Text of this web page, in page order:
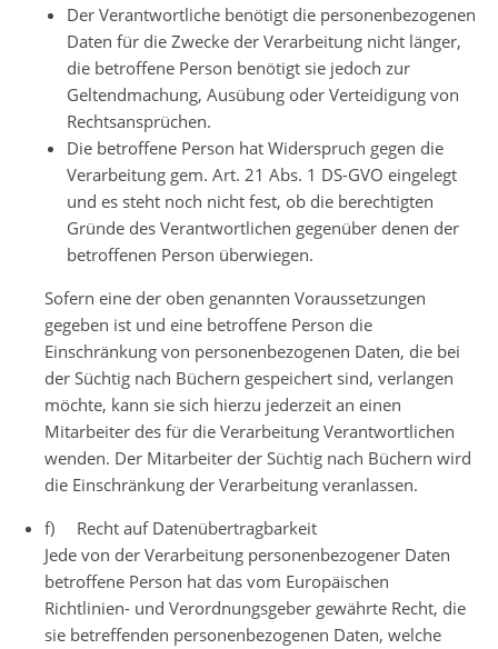
Der Verantwortliche benötigt die personenbezogenen
Daten für die Zwecke der Verarbeitung nicht länger,
die betroffene Person benötigt sie jedoch zur
Geltendmachung, Ausübung oder Verteidigung von
Rechtsansprüchen.
Die betroffene Person hat Widerspruch gegen die
Verarbeitung gem. Art. 21 Abs. 1 DS-GVO eingelegt
und es steht noch nicht fest, ob die berechtigten
Gründe des Verantwortlichen gegenüber denen der
betroffenen Person überwiegen.
Sofern eine der oben genannten Voraussetzungen
gegeben ist und eine betroffene Person die
Einschränkung von personenbezogenen Daten, die bei
der Süchtig nach Büchern gespeichert sind, verlangen
möchte, kann sie sich hierzu jederzeit an einen
Mitarbeiter des für die Verarbeitung Verantwortlichen
wenden. Der Mitarbeiter der Süchtig nach Büchern wird
die Einschränkung der Verarbeitung veranlassen.
f) Recht auf Datenübertragbarkeit
Jede von der Verarbeitung personenbezogener Daten
betroffene Person hat das vom Europäischen
Richtlinien- und Verordnungsgeber gewährte Recht, die
sie betreffenden personenbezogenen Daten, welche